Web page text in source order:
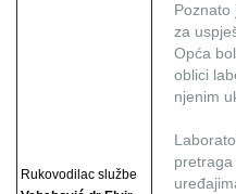
Rukovodilac službe
Poznato
za
Opća
oblici
njenim